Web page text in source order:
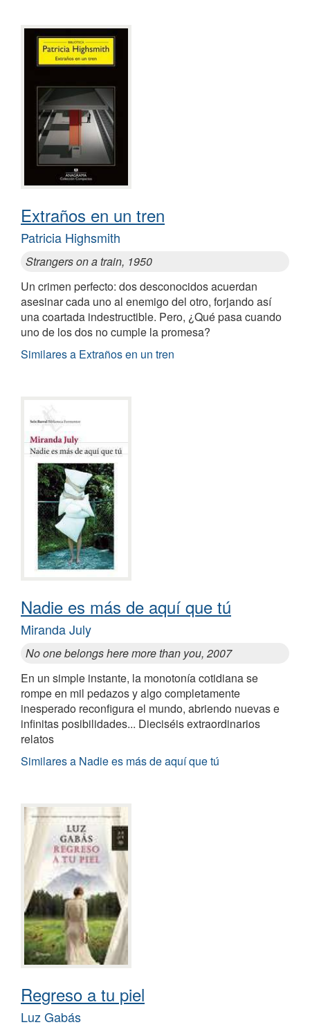
Extraños en un tren
Patricia Highsmith
Strangers on a train, 1950
Un crimen perfecto: dos desconocidos acuerdan
asesinar cada uno al enemigo del otro, forjando así
una coartada indestructible. Pero, ¿Qué pasa cuando
uno de los dos no cumple la promesa?
Similares a Extraños en un tren
Nadie es más de aquí que tú
Miranda July
No one belongs here more than you, 2007
En un simple instante, la monotonía cotidiana se
rompe en mil pedazos y algo completamente
inesperado reconfigura el mundo, abriendo nuevas e
infinitas posibilidades... Dieciséis extraordinarios
relatos
Similares a Nadie es más de aquí que tú
Regreso a tu piel
Luz Gabás